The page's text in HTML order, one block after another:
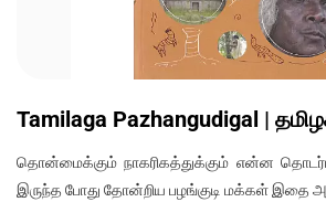
Tamilaga Pazhangudigal |
தொன்மைக்கும் நாகரிகத்துக்கும் என்ன
இருந்த போது தோன்றிய பழங்குடி மக்கள் இதை